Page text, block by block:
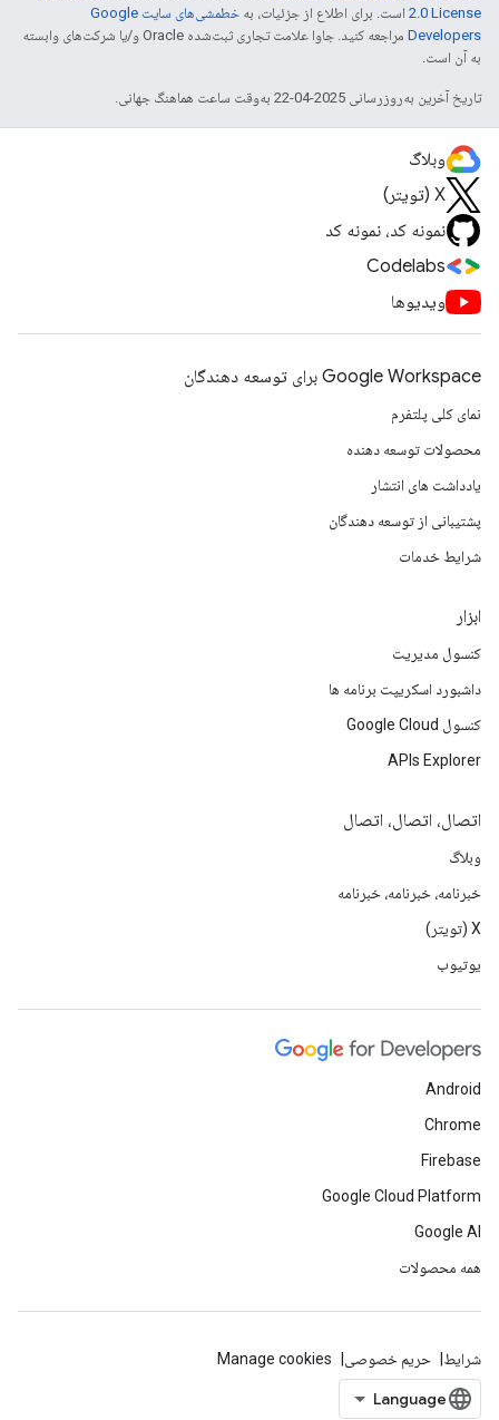
2.0 License است. برای اطلاع از جزئیات، به
خطمشی‌های سایت Google
Developers‏
مراجعه کنید. جاوا علامت تجاری ثبت‌شده Oracle و/یا شرکت‌های وابسته
به آن است.
تاریخ آخرین به‌روزرسانی 2025-04-22 به‌وقت ساعت هماهنگ جهانی.
وبلاگ
X (تویتر)
نمونه کد، نمونه کد
Codelabs
ویدیوها
Google Workspace برای توسعه دهندگان
نمای کلی پلتفرم
محصولات توسعه دهنده
یادداشت های انتشار
پشتیبانی از توسعه دهندگان
شرایط خدمات
ابزار
کنسول مدیریت
داشبورد اسکریپت برنامه ها
کنسول Google Cloud
APIs Explorer
اتصال، اتصال، اتصال
وبلاگ
خبرنامه، خبرنامه، خبرنامه
X (تویتر)
یوتیوب
Android
Chrome
Firebase
Google Cloud Platform
Google AI
همه محصولات
شرایط حریم خصوصی Manage cookies